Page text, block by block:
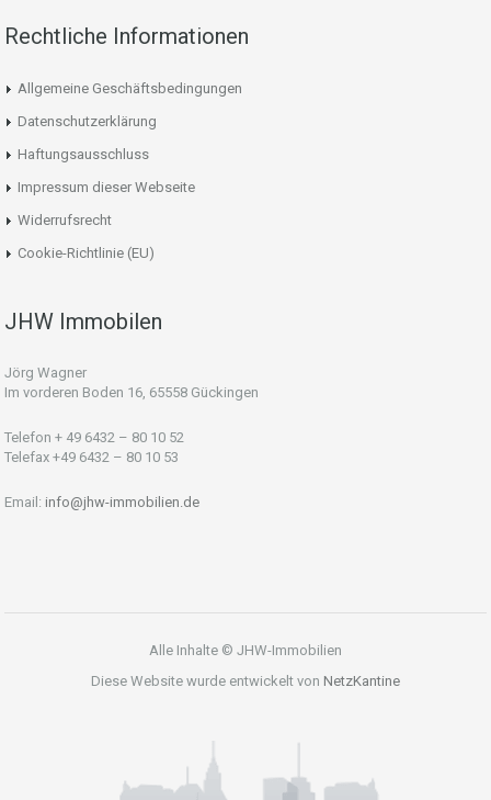
Rechtliche Informationen
Allgemeine Geschäftsbedingungen
Datenschutzerklärung
Haftungsausschluss
Impressum dieser Webseite
Widerrufsrecht
Cookie-Richtlinie (EU)
JHW Immobilen
Jörg Wagner
Im vorderen Boden 16, 65558 Gückingen
Telefon + 49 6432 – 80 10 52
Telefax +49 6432 – 80 10 53
Email: info@jhw-immobilien.de
Alle Inhalte © JHW-Immobilien
Diese Website wurde entwickelt von NetzKantine